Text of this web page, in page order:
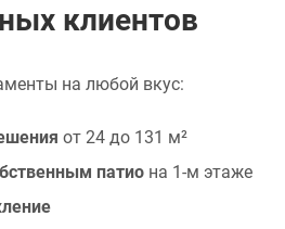
клиентов
на любой вкус:
от 24 до 131 м²
патио на 1-м этаже